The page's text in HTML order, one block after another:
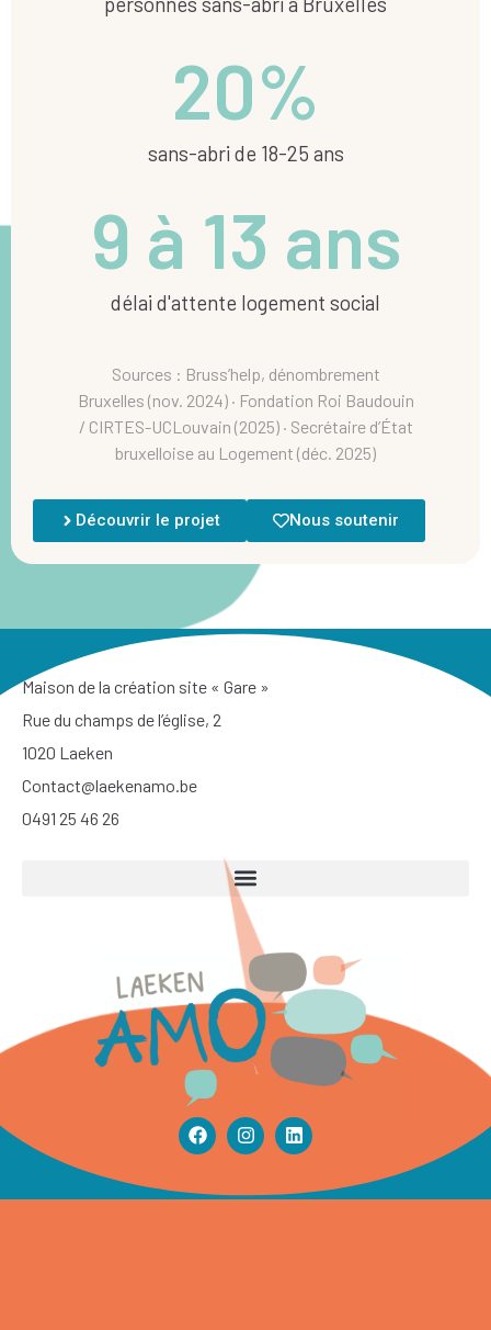
sans-abri de 18-25 ans​
20%
délai d'attente logement social
9 à 13 ans
Sources : Bruss’help, dénombrement
Bruxelles (nov. 2024) · Fondation Roi Baudouin
/ CIRTES-UCLouvain (2025) · Secrétaire d’État
bruxelloise au Logement (déc. 2025)
Découvrir le projet Nous soutenir
Maison de la création site « Gare »
Rue du champs de l’église, 2
1020 Laeken
Contact@laekenamo.be
0491 25 46 26